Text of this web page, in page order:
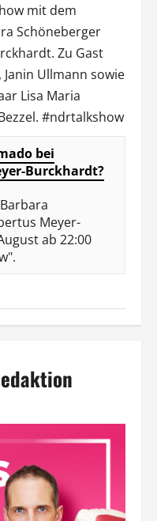
mit dem
Schöneberger
Zu Gast
, Janin Ullmann sowie
Lisa Maria
#ndrtalkshow
bei
Burckhardt?
Meyer-
ab 22:00